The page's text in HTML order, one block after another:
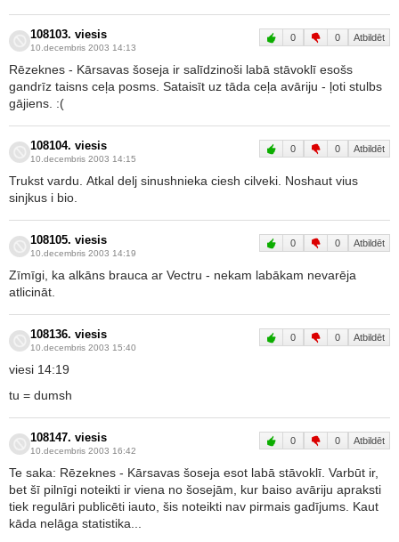
108103. viesis
10.decembris 2003 14:13
0 0 Atbildēt
Rēzeknes - Kārsavas šoseja ir salīdzinoši labā stāvoklī esošs
gandrīz taisns ceļa posms. Sataisīt uz tāda ceļa avāriju - ļoti stulbs
gājiens. :(
108104. viesis
10.decembris 2003 14:15
0 0 Atbildēt
Trukst vardu. Atkal delj sinushnieka ciesh cilveki. Noshaut vius
sinjkus i bio.
108105. viesis
10.decembris 2003 14:19
0 0 Atbildēt
Zīmīgi, ka alkāns brauca ar Vectru - nekam labākam nevarēja
atlicināt.
108136. viesis
10.decembris 2003 15:40
0 0 Atbildēt
viesi 14:19
tu = dumsh
108147. viesis
10.decembris 2003 16:42
0 0 Atbildēt
Te saka: Rēzeknes - Kārsavas šoseja esot labā stāvoklī. Varbūt ir,
bet šī pilnīgi noteikti ir viena no šosejām, kur baiso avāriju apraksti
tiek regulāri publicēti iauto, šis noteikti nav pirmais gadījums. Kaut
kāda nelāga statistika...